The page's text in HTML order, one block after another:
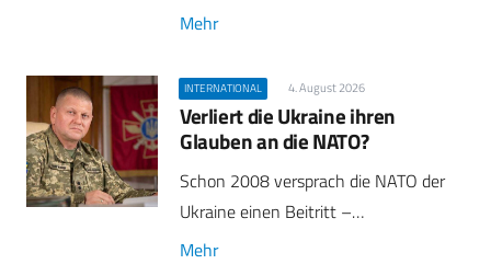
Mehr
INTERNATIONAL 4. August 2026
Verliert die Ukraine ihren
Glauben an die NATO?
Schon 2008 versprach die NATO der
Ukraine einen Beitritt –…
Mehr